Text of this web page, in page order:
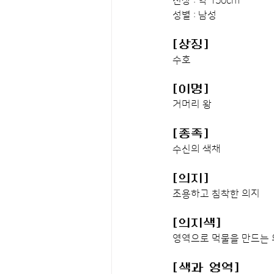
성별 : 남성
[상징]
수호
[이명]
거머리 왕
[종족]
수신의 색채
[의지]
조용하고 침착한 의지
[의지색]
영역으로 먹물을 만드는
[색과 영역]